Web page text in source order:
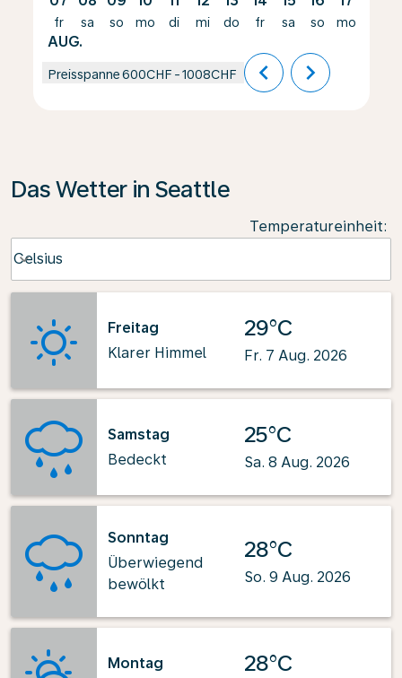
fr
AUG.
sa so mo di mi do fr sa so mo
Preisspanne600CHF -1008CHF chevron_left chevron_right
Das Wetter in Seattle
Temperatureinheit:
Celsius
keyboard_arrow_down
Freitag
Klarer Himmel
29°C
Fr. 7 Aug. 2026
Samstag
Bedeckt
25°C
Sa. 8 Aug. 2026
Sonntag
Überwiegend
bewölkt
28°C
So. 9 Aug. 2026
Montag
28°C